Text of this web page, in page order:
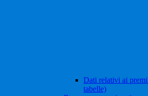
Dati relativi ai
tabelle)